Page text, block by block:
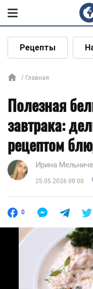
Рецепты
Главная
Полезная
завтрака:
рецептом
Ирина
25.05.2026 08:00
0